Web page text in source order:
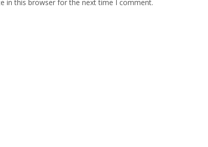
in this browser for the next time I comment.